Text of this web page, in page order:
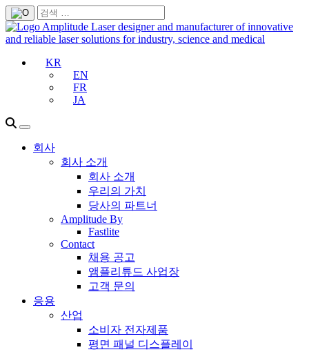
KR
EN
FR
JA
회사
회사 소개
회사 소개
우리의 가치
당사의 파트너
Amplitude By
Fastlite
Contact
채용 공고
앰플리튜드 사업장
고객 문의
응용
산업
소비자 전자제품
평면 패널 디스플레이